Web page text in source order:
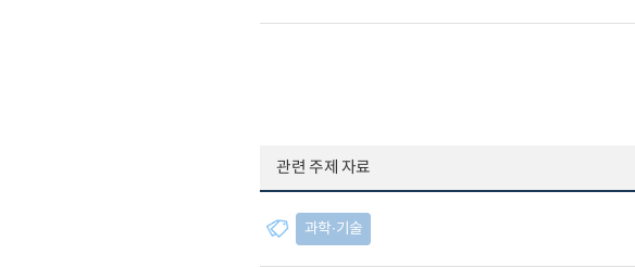
관련 주제 자료
과학∙기술